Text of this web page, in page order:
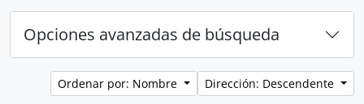
Opciones avanzadas de búsqueda
Ordenar por: Nombre Dirección: Descendente